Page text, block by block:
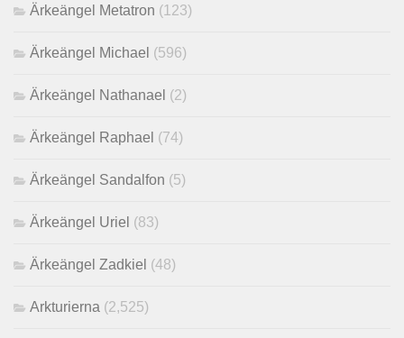
Ärkeängel Metatron (123)
Ärkeängel Michael (596)
Ärkeängel Nathanael (2)
Ärkeängel Raphael (74)
Ärkeängel Sandalfon (5)
Ärkeängel Uriel (83)
Ärkeängel Zadkiel (48)
Arkturierna (2,525)